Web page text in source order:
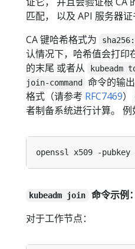
匹配， 以及 API 服务器证
CA 键哈希格式为
认情况下，哈希值会打印
的末尾 或者从
join-command
命令的输
格式（请参考 RFC7469）
者制备系统进行计算。 例
openssl x509 -
kubeadm join
命令示例：
对于工作节点：